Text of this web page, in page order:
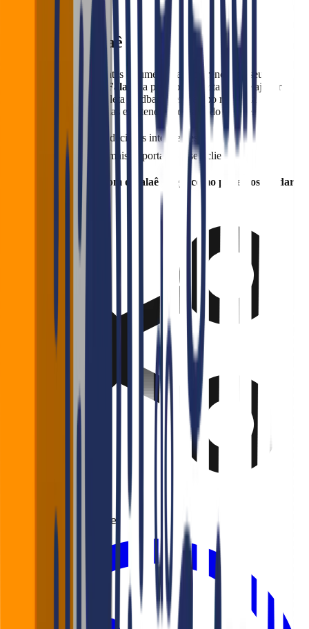
Conheça o Falaê
Quer fidelizar mais clientes e aumentar a recorrência no seu
restaurante japonês? O
Falaê
é a plataforma certa para te ajudar
nisso! Com ela, você coleta feedbacks em tempo real, cria
campanhas personalizadas e entende a jornada do cliente.
Mais do que dados: decisões inteligentes
Baseadas em quem mais importa — o seu cliente
💬 Entre em contato com o Falaê e veja como podemos ajudar a
Gostou? Compartilhe!